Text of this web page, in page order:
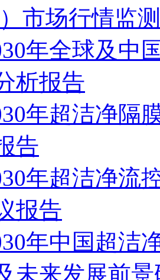
）市场行情监
年全球及中
析报告
年超洁净隔
告
年超洁净流
报告
年中国超洁
未来发展前